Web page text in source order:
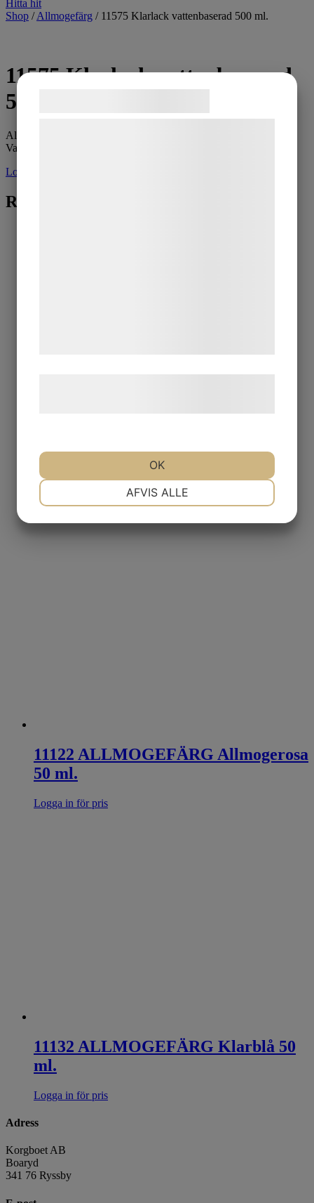
Hitta hit
Shop /Allmogefärg / 11575 Klarlack vattenbaserad 500 ml.
11575 Klarlack vattenbaserad
500 ml.
Allmogefärg klarlack, i flaska 500 ml.
Vattenbaserad, färglös.
Logga in för pris
Relaterade produkter
11111 ALLMOGEFÄRG Aprikos 50
ml.
11122 ALLMOGEFÄRG Allmogerosa
50 ml.
Logga in för pris
11132 ALLMOGEFÄRG Klarblå 50
ml.
Logga in för pris
Adress
Korgboet AB
Boaryd
341 76 Ryssby
AFVIS ALLE
OK